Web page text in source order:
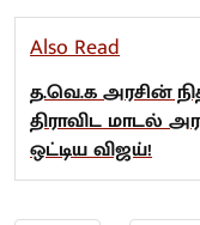
Also Read
த.வெ.க அரசின்
திராவிட மாடல்
ஒட்டிய விஜய்!